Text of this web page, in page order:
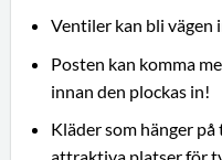
Ventiler kan bli vägen
Posten kan komma
innan den plockas in!
Kläder som hänger